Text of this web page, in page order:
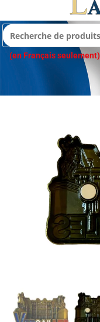
(en Français seulement)